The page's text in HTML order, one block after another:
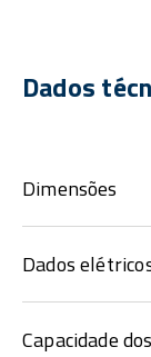
Dados
Dimensões
Dados
Capacidade